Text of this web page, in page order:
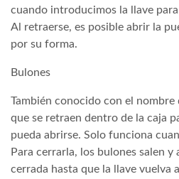
cuando introducimos la llave
Al retraerse, es posible abrir la
por su forma.
Bulones
También conocido con el nombre
que se retraen dentro de la caja
pueda abrirse. Solo funciona
Para cerrarla, los bulones salen y
cerrada hasta que la llave vuelva